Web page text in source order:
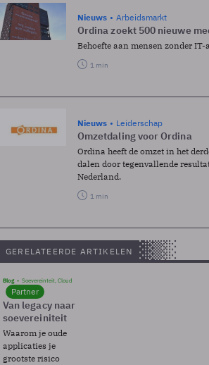
Nieuws Arbeidsmarkt
Ordina zoekt 500 nieuwe
Behoefte aan mensen zonder
1 min
Nieuws Leiderschap
Omzetdaling voor Ordina
Ordina heeft de omzet in het
dalen door tegenvallende
Nederland.
1 min
GERELATEERDE ARTIKELEN
Blog Soevereinteit, Cloud
Partner
Van legacy naar
soevereiniteit
Waarom je oude
applicaties je
grootste risico